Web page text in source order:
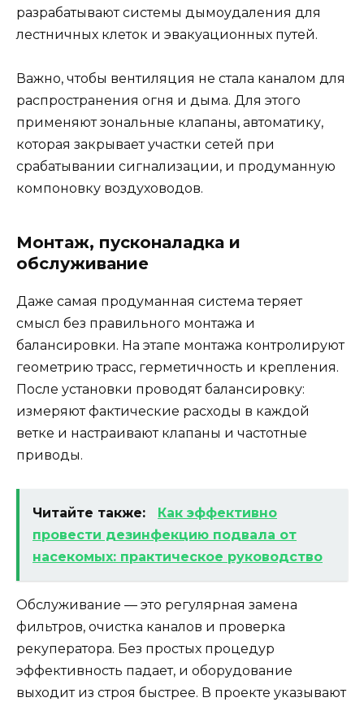
разрабатывают системы дымоудаления для
лестничных клеток и эвакуационных путей.
Важно, чтобы вентиляция не стала каналом для
распространения огня и дыма. Для этого
применяют зональные клапаны, автоматику,
которая закрывает участки сетей при
срабатывании сигнализации, и продуманную
компоновку воздуховодов.
Монтаж, пусконаладка и
обслуживание
Даже самая продуманная система теряет
смысл без правильного монтажа и
балансировки. На этапе монтажа контролируют
геометрию трасс, герметичность и крепления.
После установки проводят балансировку:
измеряют фактические расходы в каждой
ветке и настраивают клапаны и частотные
приводы.
Читайте также:
Как эффективно
провести дезинфекцию подвала от
насекомых: практическое руководство
Обслуживание — это регулярная замена
фильтров, очистка каналов и проверка
рекуператора. Без простых процедур
эффективность падает, и оборудование
выходит из строя быстрее. В проекте указывают